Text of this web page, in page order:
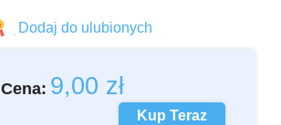
Dodaj do ulubionych
Cena: 9,00 zł
Kup Teraz